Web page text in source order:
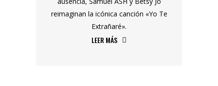
reimaginan la icónica canción «Yo Te
Extrañaré».
LEER MÁS